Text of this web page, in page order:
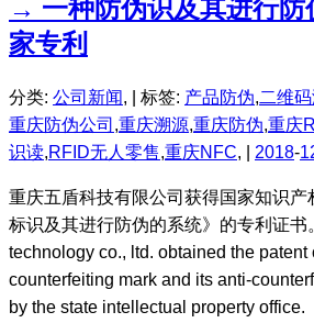
→ 一种防伪识及其进行防
家专利
分类: 公司新闻, | 标签: 产品防伪,二维
重庆防伪公司 ,重庆溯源,重庆防伪,重庆
识读,RFID无人零售,重庆NFC, | 2018-
重庆五盾科技有限公司获得国家知识产
标识及其进行防伪的系统》的专利证
technology co., ltd. obtained the patent
counterfeiting mark and its anti-
by the state intellectual property office.